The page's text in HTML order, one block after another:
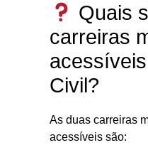
Quais
carreiras
Civil?
As duas carreiras
acessíveis são: